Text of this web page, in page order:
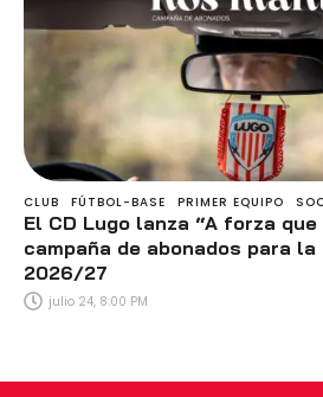
CLUB FÚTBOL-BASE PRIMER EQUIPO
El CD Lugo lanza “A forza
campaña de abonados para la
2026/27
julio 24, 8:00 PM